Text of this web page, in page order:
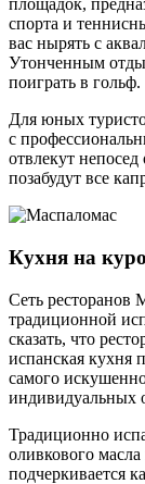
площадок,
спорта и
вас нырять с
Утонченным
поиграть в гольф.
Для юных
с
отвлекут
позабудут все
Кухня на
Сеть ресторанов
традиционной
сказать, что
испанская кухня
самого
индивидуальных
Традиционно
оливкового масла
подчеркивается